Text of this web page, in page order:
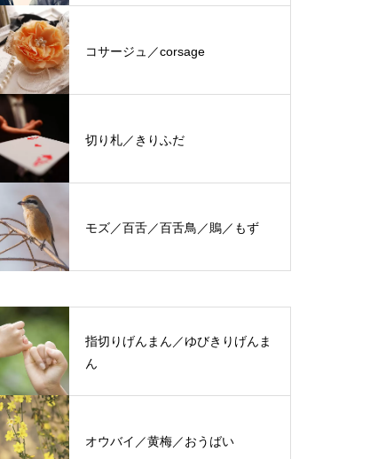
コサージュ／corsage
切り札／きりふだ
モズ／百舌／百舌鳥／鵙／もず
指切りげんまん／ゆびきりげんま
ん
オウバイ／黄梅／おうばい